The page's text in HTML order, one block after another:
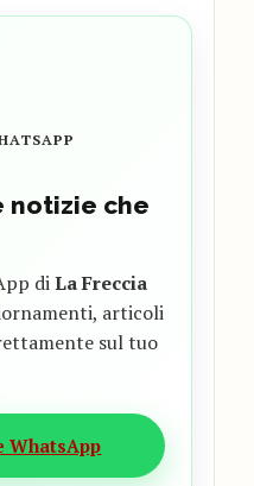
notizie che
diLa Freccia
articoli
sul tuo
WhatsApp